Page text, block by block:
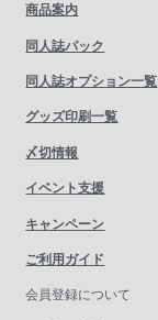
商品案内
同人誌パック
同人誌オプション一覧
グッズ印刷一覧
〆切情報
イベント支援
キャンペーン
ご利用ガイド
会員登録について